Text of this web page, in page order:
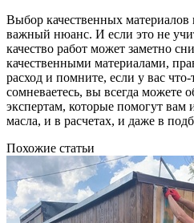
Выбор качественных
важный нюанс. И если это не
качество работ может заметно
качественными материалами,
расход и помните, если у вас
сомневаетесь, вы всегда можете
экспертам, которые помогут вам
масла, и в расчетах, и даже в
Похожие статьи